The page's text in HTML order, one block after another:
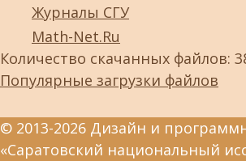
Журналы СГУ
Math-Net.Ru
Количество скачанных файлов:
Популярные загрузки файлов
© 2013-2026 Дизайн и
«Саратовский национальный